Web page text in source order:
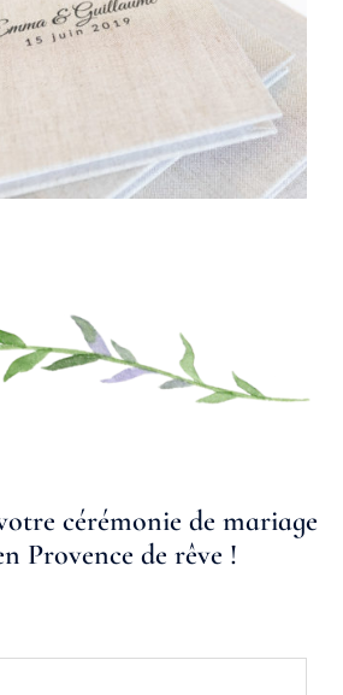
cérémonie de mariage
Provence de rêve !